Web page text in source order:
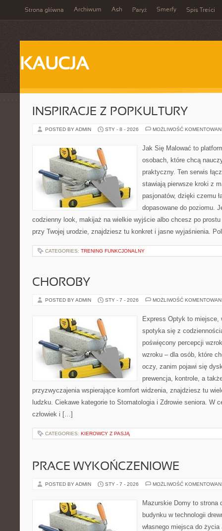
Strona główna Archiwum Ash Paryż Smerfy Spis Treści
KAUCJA
INSPIRACJE Z POPKULTURY
POSTED BY ADMIN STY - 8 - 2026 MOŻLIWOŚĆ
Jak Się Malować to
osobach, które chcą
praktyczny. Ten serwis
stawiają pierwsze kroki z
pasjonatów, dzięki czemu
dopasowane do poziomu.
codzienny look, makijaż na wielkie wyjście albo chcesz po prostu
przy Twojej urodzie, znajdziesz tu konkret i jasne wyjaśnienia.
CATEGORIES: TRENING FUNKCJONALNY
CHOROBY
POSTED BY ADMIN STY - 7 - 2026 MOŻLIWOŚĆ
Express Optyk to miejsce,
spotyka się z
poświęcony percepcji
wzroku – dla osób, które
oczy, zanim pojawi się
prewencja, kontrole, a
przyzwyczajenia wspierające komfort widzenia, znajdziesz tu
ludzku. Ciekawe kategorie to Stomatologia i Zdrowie seniora. W
człowiek i […]
CATEGORIES: KIEROWCY Z PASJĄ
PRACE WYKOŃCZENIOWE
POSTED BY ADMIN STY - 7 - 2026 MOŻLIWOŚĆ
Mazurskie Domy to strona
budynku w technologii
własnego miejsca do